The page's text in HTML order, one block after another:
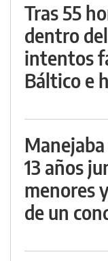
Tras 55
dentro
intentos
Báltico e
13 años
menores
de un